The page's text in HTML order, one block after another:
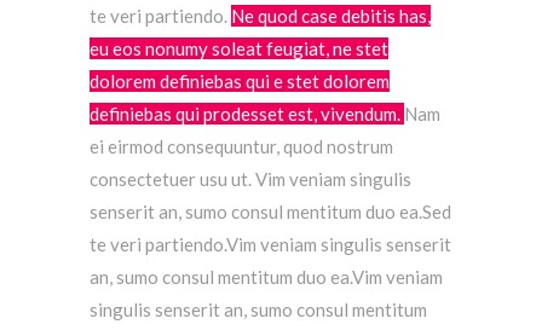
te veri partiendo. Ne quod case debitis has,
eu eos nonumy soleat feugiat, ne stet
dolorem definiebas qui e stet dolorem
definiebas qui prodesset est, vivendum. Nam
ei eirmod consequuntur, quod nostrum
consectetuer usu ut. Vim veniam singulis
senserit an, sumo consul mentitum duo ea.Sed
te veri partiendo.Vim veniam singulis senserit
an, sumo consul mentitum duo ea.Vim veniam
singulis senserit an, sumo consul mentitum